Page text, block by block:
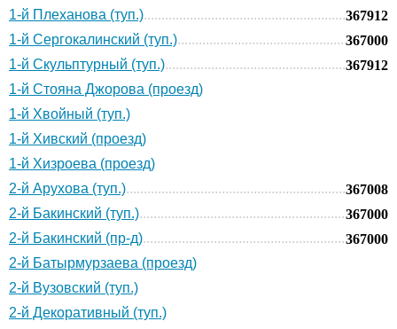
1-й Плеханова (туп.)
367912
1-й Сергокалинский (туп.)
367000
1-й Скульптурный (туп.)
367912
1-й Стояна Джорова (проезд)
1-й Хвойный (туп.)
1-й Хивский (проезд)
1-й Хизроева (проезд)
2-й Арухова (туп.)
367008
2-й Бакинский (туп.)
367000
2-й Бакинский (пр-д)
367000
2-й Батырмурзаева (проезд)
2-й Вузовский (туп.)
2-й Декоративный (туп.)